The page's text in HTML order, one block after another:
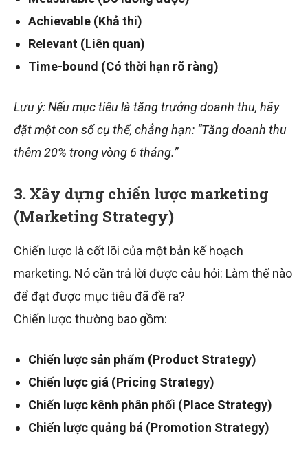
Achievable (Khả thi)
Relevant (Liên quan)
Time-bound (Có thời hạn rõ ràng)
Lưu ý: Nếu mục tiêu là tăng trưởng doanh thu, hãy
đặt một con số cụ thể, chẳng hạn: “Tăng doanh thu
thêm 20% trong vòng 6 tháng.”
3. Xây dựng chiến lược marketing
(Marketing Strategy)
Chiến lược là cốt lõi của một bản kế hoạch
marketing. Nó cần trả lời được câu hỏi: Làm thế nào
để đạt được mục tiêu đã đề ra?
Chiến lược thường bao gồm:
Chiến lược sản phẩm (Product Strategy)
Chiến lược giá (Pricing Strategy)
Chiến lược kênh phân phối (Place Strategy)
Chiến lược quảng bá (Promotion Strategy)